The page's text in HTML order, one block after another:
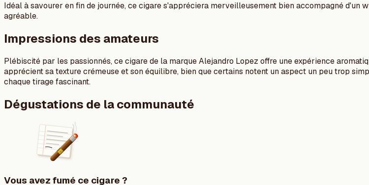
Idéal à savourer en fin de journée, ce cigare s'appréciera merveilleusement bien accompagné d'un
agréable.
Impressions des amateurs
Plébiscité par les passionnés, ce cigare de la marque Alejandro Lopez offre une expérience
apprécient sa texture crémeuse et son équilibre, bien que certains notent un aspect un peu trop
chaque tirage fascinant.
Dégustations de la communauté
Vous avez fumé ce cigare ?